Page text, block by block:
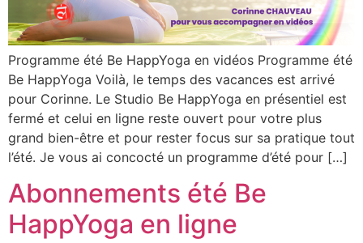
Programme été Be HappYoga en vidéos Programme été
Be HappYoga Voilà, le temps des vacances est arrivé
pour Corinne. Le Studio Be HappYoga en présentiel est
fermé et celui en ligne reste ouvert pour votre plus
grand bien-être et pour rester focus sur sa pratique tout
l’été. Je vous ai concocté un programme d’été pour […]
Abonnements été Be
HappYoga en ligne